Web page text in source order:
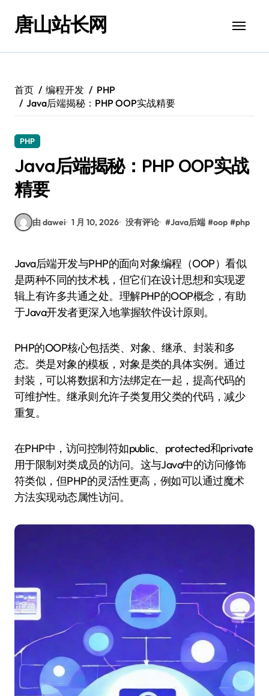
唐山站长网
首页 编程开发
PHP
Java后端揭秘：PHP OOP实战精要
PHP
Java后端揭秘：PHP OOP实战
精要
由 dawei 1 月 10, 2026 没有评论 #Java后端 #oop #php
Java后端开发与PHP的面向对象编程（OOP）看似
是两种不同的技术栈，但它们在设计思想和实现逻
辑上有许多共通之处。理解PHP的OOP概念，有助
于Java开发者更深入地掌握软件设计原则。
PHP的OOP核心包括类、对象、继承、封装和多
态。类是对象的模板，对象是类的具体实例。通过
封装，可以将数据和方法绑定在一起，提高代码的
可维护性。继承则允许子类复用父类的代码，减少
重复。
在PHP中，访问控制符如public、protected和private
用于限制对类成员的访问。这与Java中的访问修饰
符类似，但PHP的灵活性更高，例如可以通过魔术
方法实现动态属性访问。